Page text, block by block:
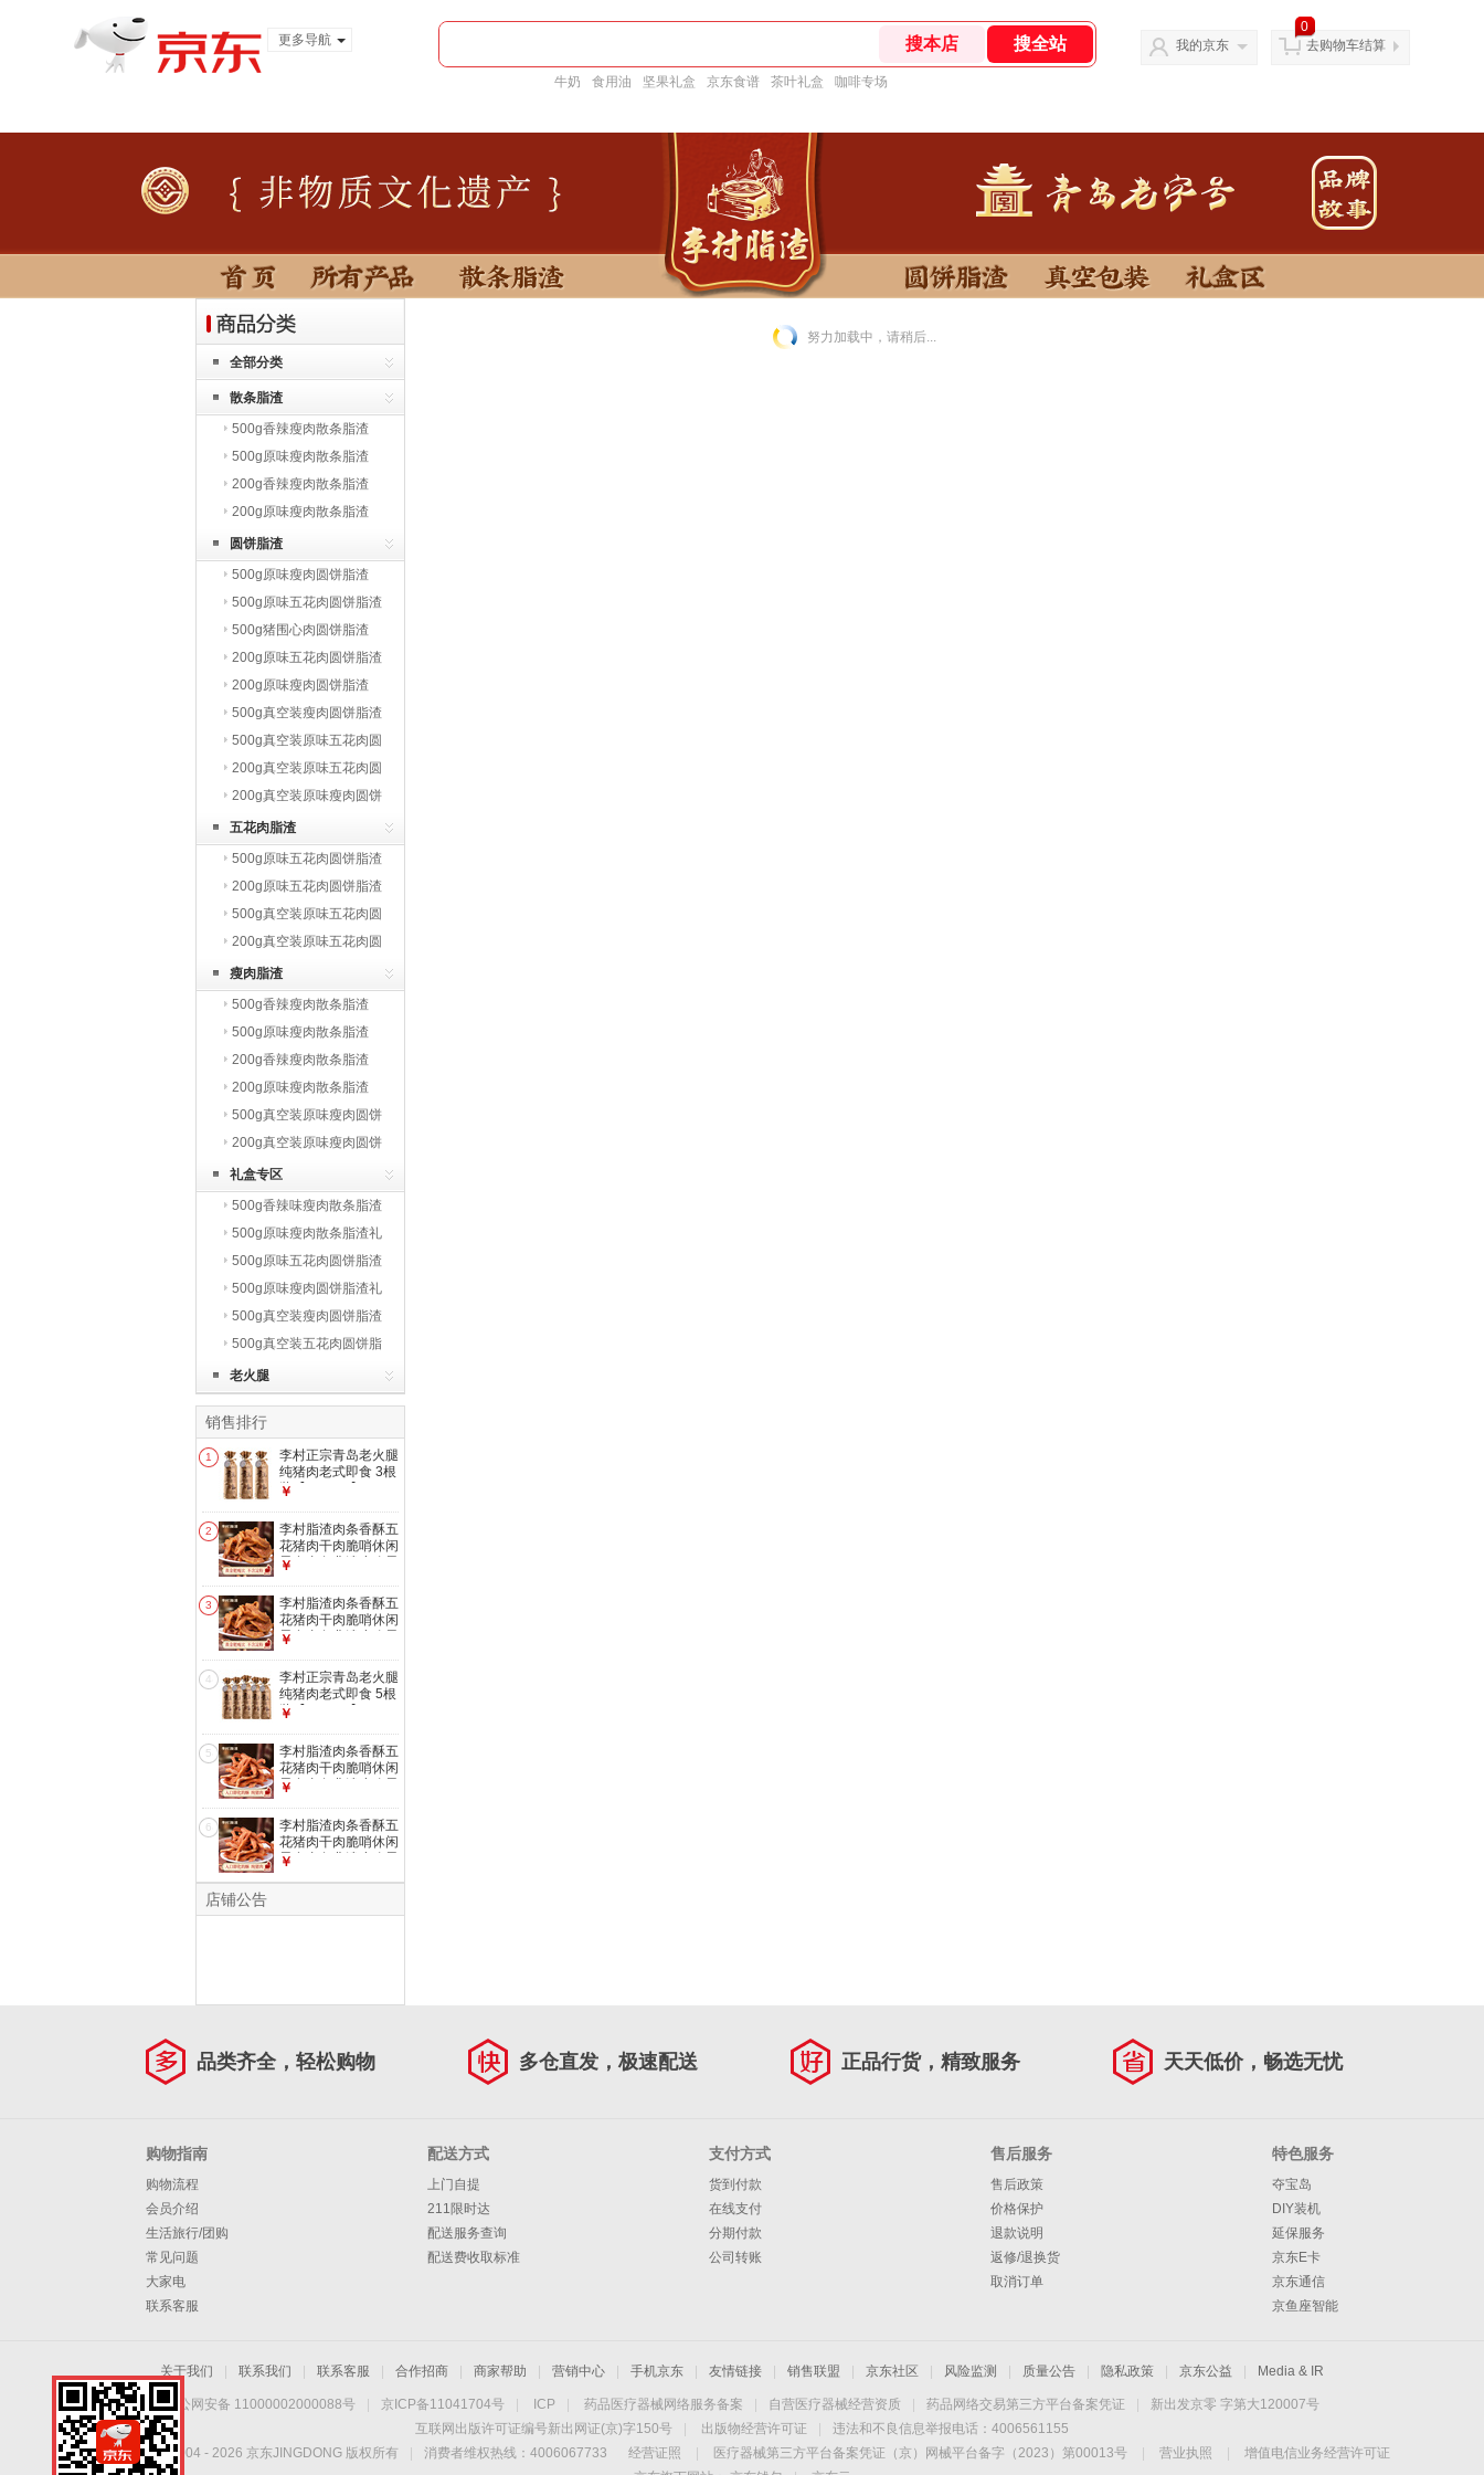
更多导航
牛奶 食用油 坚果礼盒 京东食谱 茶叶礼盒 咖啡专场
我的京东
0
去购物车结算
全部分类
散条脂渣
500g香辣瘦肉散条脂渣
500g原味瘦肉散条脂渣
200g香辣瘦肉散条脂渣
200g原味瘦肉散条脂渣
圆饼脂渣
500g原味瘦肉圆饼脂渣
500g原味五花肉圆饼脂渣
500g猪围心肉圆饼脂渣
200g原味五花肉圆饼脂渣
200g原味瘦肉圆饼脂渣
500g真空装瘦肉圆饼脂渣
500g真空装原味五花肉圆
饼脂渣
200g真空装原味五花肉圆
饼脂渣
200g真空装原味瘦肉圆饼
脂渣
五花肉脂渣
500g原味五花肉圆饼脂渣
200g原味五花肉圆饼脂渣
500g真空装原味五花肉圆
饼脂渣
200g真空装原味五花肉圆
饼脂渣
瘦肉脂渣
500g香辣瘦肉散条脂渣
500g原味瘦肉散条脂渣
200g香辣瘦肉散条脂渣
200g原味瘦肉散条脂渣
500g真空装原味瘦肉圆饼
脂渣
200g真空装原味瘦肉圆饼
脂渣
礼盒专区
500g香辣味瘦肉散条脂渣
礼盒
500g原味瘦肉散条脂渣礼
盒500g原味五花肉圆饼脂渣
礼盒
500g原味瘦肉圆饼脂渣礼
盒500g真空装瘦肉圆饼脂渣
礼盒
500g真空装五花肉圆饼脂
渣礼盒
老火腿
销售排行
1
李村正宗青岛老火腿
纯猪肉老式即食 3根
装【300g*3】
￥
2
李村脂渣肉条香酥五
花猪肉干肉脆哨休闲
零食青岛非遗小吃零
【100g罐装】
￥
3
李村脂渣肉条香酥五
花猪肉干肉脆哨休闲
零食青岛非遗小吃零
【500g封口袋装】
￥
4
李村正宗青岛老火腿
纯猪肉老式即食 5根
装【300g*5】
￥
5
李村脂渣肉条香酥五
花猪肉干肉脆哨休闲
零食青岛非遗小吃零
9【100g罐装】
￥
6
李村脂渣肉条香酥五
花猪肉干肉脆哨休闲
零食青岛非遗小吃零
￥
店铺公告
努力加载中，请稍后...
品类齐全，轻松购物 多仓直发，极速配送 正品行货，精致服务 天天低价，畅选无忧
购物指南
购物流程
会员介绍
生活旅行/团购
常见问题
大家电
联系客服
配送方式
上门自提
211限时达
配送服务查询
配送费收取标准
支付方式
货到付款
在线支付
分期付款
公司转账
售后服务
售后政策
价格保护
退款说明
返修/退换货
取消订单
特色服务
夺宝岛
DIY装机
延保服务
京东E卡
京东通信
京鱼座智能
关于我们 联系我们 联系客服 合作招商 商家帮助 营销中心 手机京东 友情链接 销售联盟 京东社区 风险监测 质量公告 隐私政策 京东公益 Media & IR
京公网安备 11000002000088号 京ICP备11041704号 ICP 药品医疗器械网络服务备案 自营医疗器械经营资质 药品网络交易第三方平台备案凭证
新出发京零 字第大120007号
互联网出版许可证编号新出网证(京)字150号
出版物经营许可证
违法和不良信息举报电话：4006561155
Copyright © 2004 - 2026 京东JINGDONG 版权所有 消费者维权热线：4006067733 经营证照 医疗器械第三方平台备案凭证（京）网械平台备字（2023）第00013号 营业执照
增值电信业务经营许可证